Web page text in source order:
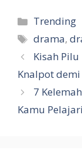
Categories
Trending
Tags
drama,
Kisah
Knalpot demi
7
Kamu Pelajari